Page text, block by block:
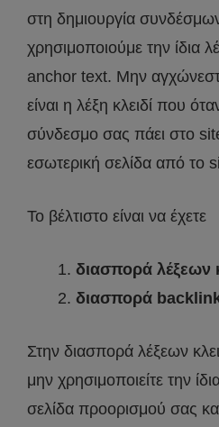
στη δημιουργία
χρησιμοποιούμε την ίδια
anchor text. Μην
είναι η λέξη κλειδί που
σύνδεσμο σας πάει στο
εσωτερική σελίδα από το
Το βέλτιστο είναι να έχετε
διασπορά λέξεων
διασπορά
Στην διασπορά λέξεων
μην χρησιμοποιείτε την
σελίδα προορισμού σας